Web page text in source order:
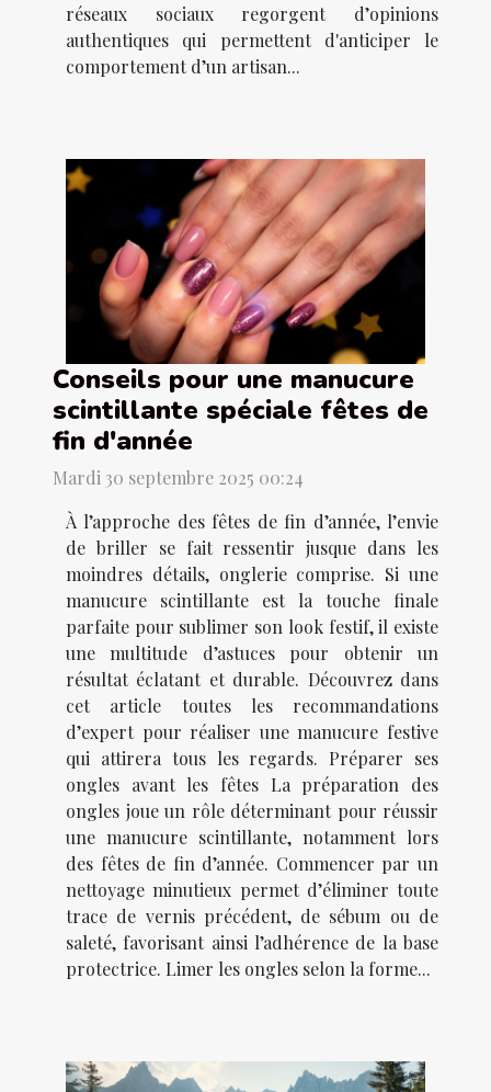
réseaux sociaux regorgent d’opinions
authentiques qui permettent d'anticiper le
comportement d’un artisan...
Conseils pour une manucure
scintillante spéciale fêtes de
fin d'année
Mardi 30 septembre 2025 00:24
À l’approche des fêtes de fin d’année, l’envie
de briller se fait ressentir jusque dans les
moindres détails, onglerie comprise. Si une
manucure scintillante est la touche finale
parfaite pour sublimer son look festif, il existe
une multitude d’astuces pour obtenir un
résultat éclatant et durable. Découvrez dans
cet article toutes les recommandations
d’expert pour réaliser une manucure festive
qui attirera tous les regards. Préparer ses
ongles avant les fêtes La préparation des
ongles joue un rôle déterminant pour réussir
une manucure scintillante, notamment lors
des fêtes de fin d’année. Commencer par un
nettoyage minutieux permet d’éliminer toute
trace de vernis précédent, de sébum ou de
saleté, favorisant ainsi l’adhérence de la base
protectrice. Limer les ongles selon la forme...